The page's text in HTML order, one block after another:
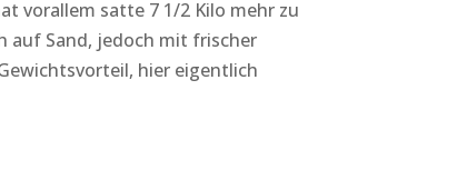
vorallem satte 7 1/2 Kilo mehr zu
auf Sand, jedoch mit frischer
hier eigentlich